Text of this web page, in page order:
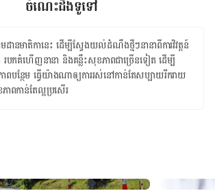
ចំណេះដឹងទូទៅ
នមាតិកា​នេះ ​ដើម្បី​ស្វែងយល់​ដំណឹងថ្មីៗនានាពីការវិវត្តន៍
របកគំហើញនានា និង​គន្លឹះសុខភាពជាច្រើនទៀត ដើម្បី​
ន្ថែម ធ្វើយ៉ាងណាឲ្យការរស់នៅកាន់តែសប្បាយរីករាយ
ពកាន់តែល្អប្រសើរ